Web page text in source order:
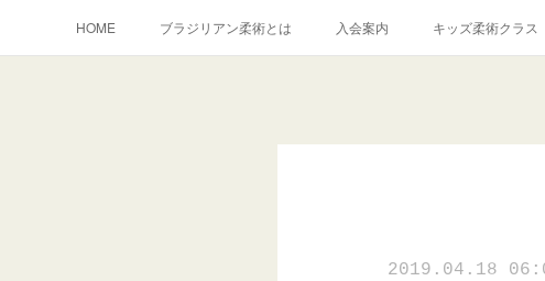
HOME ブラジリアン柔術とは 入会案内 キッズ柔術クラス
2019.04.18